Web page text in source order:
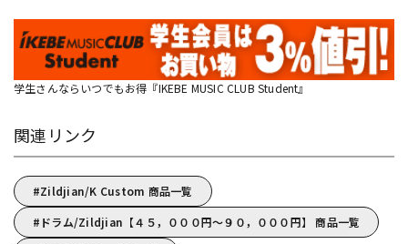
学生さんならいつでもお得『IKEBE MUSIC CLUB Student』
関連リンク
Zildjian/K Custom 商品一覧
ドラム/Zildjian【４５，０００円～９０，０００円】 商品一覧